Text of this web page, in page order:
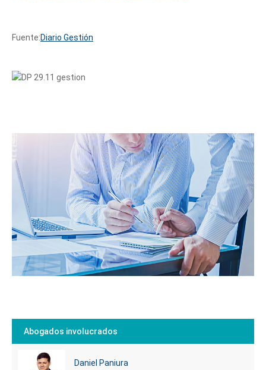
Fuente:Diario Gestión
Abogados involucrados
Daniel Paniura